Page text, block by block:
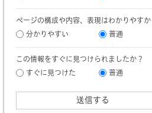
ページの構成や内容、表現はわかりやすか
分かりやすい
普通
この情報をすぐに見つけられましたか？
すぐに見つけた
普通